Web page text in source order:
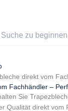
direkt vom
Fachhändler –
Sie
Qualität direkt vom